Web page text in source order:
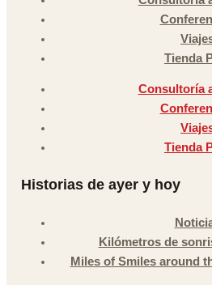
Tienda
Consultoría
Tienda
Historias de ayer y hoy
Kilómetros de
Miles of Smiles around